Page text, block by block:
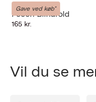
Gave ved køb*
Peech
Peech Blindfold
165 kr.
Vil du se